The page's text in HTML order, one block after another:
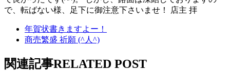
で、転ばない様、足下に御注意下さいませ！ 店主 拝
年賀状書きますよー！
商売繁盛 祈願 (^人^)
関連記事RELATED POST